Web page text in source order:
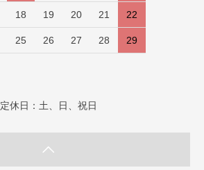
18 19 20 21 22
25 26 27 28 29
定休日：土、日、祝日